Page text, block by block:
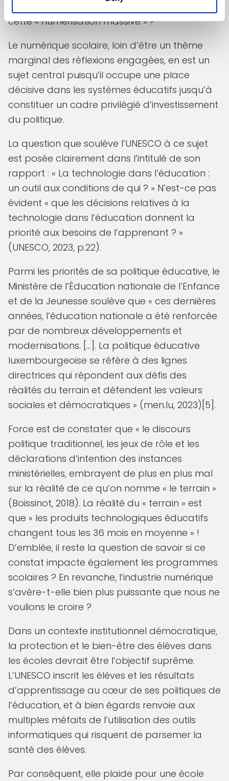
alors la question de savoir à qui profite donc
cette « numérisation massive » ?
Le numérique scolaire, loin d’être un thème
marginal des réflexions engagées, en est un
sujet central puisqu’il occupe une place
décisive dans les systèmes éducatifs jusqu’à
constituer un cadre privilégié d’investissement
du politique.
La question que soulève l’UNESCO à ce sujet
est posée clairement dans l’intitulé de son
rapport : « La technologie dans l’éducation :
un outil aux conditions de qui ? » N’est-ce pas
évident « que les décisions relatives à la
technologie dans l’éducation donnent la
priorité aux besoins de l’apprenant ? »
(UNESCO, 2023, p.22).
Parmi les priorités de sa politique éducative, le
Ministère de l’Éducation nationale de l’Enfance
et de la Jeunesse soulève que « ces dernières
années, l’éducation nationale a été renforcée
par de nombreux développements et
modernisations. […]. La politique éducative
luxembourgeoise se réfère à des lignes
directrices qui répondent aux défis des
réalités du terrain et défendent les valeurs
sociales et démocratiques » (men.lu, 2023)[5].
Force est de constater que « le discours
politique traditionnel, les jeux de rôle et les
déclarations d’intention des instances
ministérielles, embrayent de plus en plus mal
sur la réalité de ce qu’on nomme « le terrain »
(Boissinot, 2018). La réalité du « terrain » est
que « les produits technologiques éducatifs
changent tous les 36 mois en moyenne » !
D’emblée, il reste la question de savoir si ce
constat impacte également les programmes
scolaires ? En revanche, l’industrie numérique
s’avère-t-elle bien plus puissante que nous ne
voulions le croire ?
Dans un contexte institutionnel démocratique,
la protection et le bien-être des élèves dans
les écoles devrait être l’objectif suprême.
L’UNESCO inscrit les élèves et les résultats
d’apprentissage au cœur de ses politiques de
l’éducation, et à bien égards renvoie aux
multiples méfaits de l’utilisation des outils
informatiques qui risquent de parsemer la
santé des élèves.
Par conséquent, elle plaide pour une école